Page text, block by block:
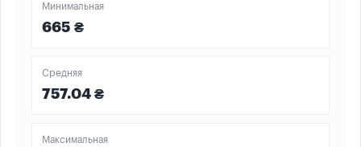
Минимальная
665 ₴
Средняя
757.04 ₴
Максимальная